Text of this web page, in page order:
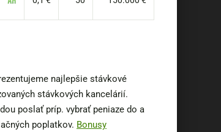
najlepšie stávkové
stávkových kancelárií.
poslať príp. vybrať peniaze do a
poplatkov. Bonusy